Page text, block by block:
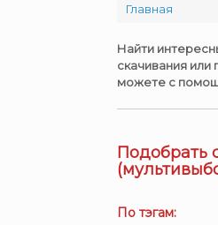
Главная
Найти
скачивания
можете с
Подобрать
По тэгам: